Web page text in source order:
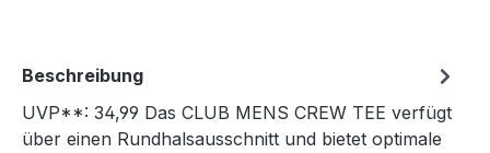
Beschreibung
UVP**: 34,99 Das CLUB MENS CREW TEE verfügt
über einen Rundhalsausschnitt und bietet optimale